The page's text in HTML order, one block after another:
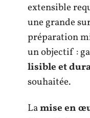
extensible
une grande
préparation
un objectif :
lisible et
souhaitée.
Lamise en